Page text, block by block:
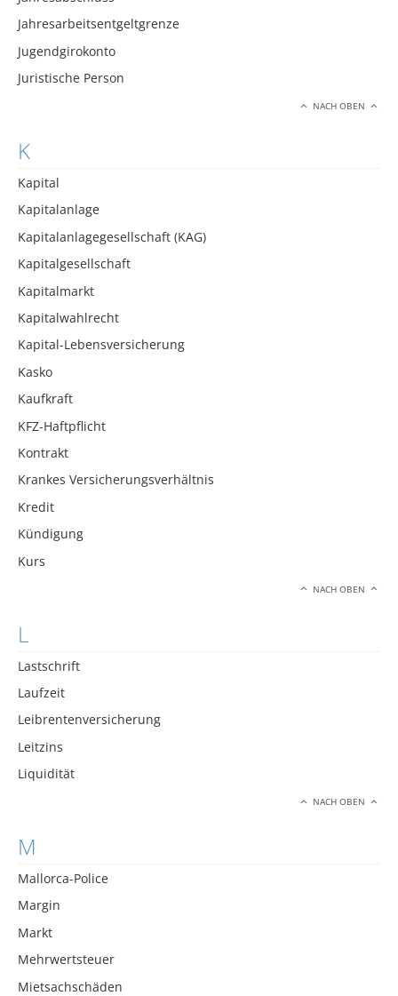
Jahresarbeitsentgeltgrenze
Jugendgirokonto
Juristische Person
NACH OBEN
K
Kapital
Kapitalanlage
Kapitalanlagegesellschaft (KAG)
Kapitalgesellschaft
Kapitalmarkt
Kapitalwahlrecht
Kapital-Lebensversicherung
Kasko
Kaufkraft
KFZ-Haftpflicht
Kontrakt
Krankes Versicherungsverhältnis
Kredit
Kündigung
Kurs
NACH OBEN
L
Lastschrift
Laufzeit
Leibrentenversicherung
Leitzins
Liquidität
NACH OBEN
M
Mallorca-Police
Margin
Markt
Mehrwertsteuer
Mietsachschäden